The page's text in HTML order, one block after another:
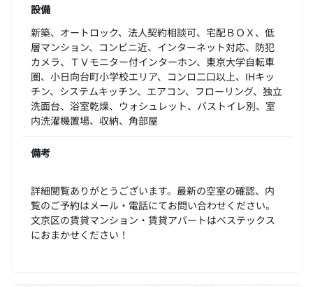
設備
新築、オートロック、法人契約相談可、宅配ＢＯＸ、低
層マンション、コンビニ近、インターネット対応、防犯
カメラ、ＴＶモニター付インターホン、東京大学自転車
圏、小日向台町小学校エリア、コンロ二口以上、IHキッ
チン、システムキッチン、エアコン、フローリング、独立
洗面台、浴室乾燥、ウォシュレット、バストイレ別、室
内洗濯機置場、収納、角部屋
備考
詳細閲覧ありがとうございます。最新の空室の確認、内
覧のご予約はメール・電話にてお問い合わせください。
文京区の賃貸マンション・賃貸アパートはベステックス
におまかせください！